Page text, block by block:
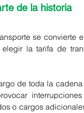
de la historia
se convierte
la tarifa de
de toda la
o cargos